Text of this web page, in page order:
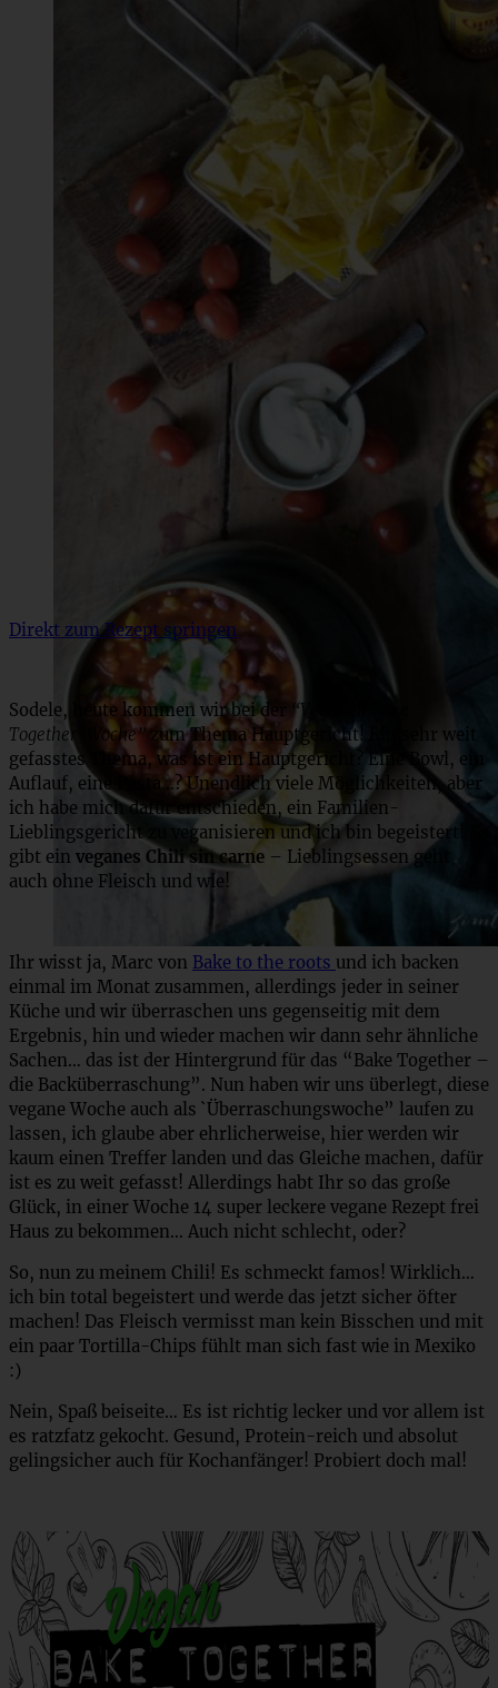
Direkt zum Rezept springen
Sodele, heute kommen wir bei der “Veganen Bake
Together-Woche”zum Thema Hauptgericht! Ein sehr weit
gefasstes Thema, was ist ein Hauptgericht? Eine Bowl, ein
Auflauf, eine Pasta…? Unendlich viele Möglichkeiten, aber
ich habe mich dafür entschieden, ein Familien-
Lieblingsgericht zu veganisieren und ich bin begeistert! Es
gibt ein veganes Chili sin carne – Lieblingsessen geht
auch ohne Fleisch und wie!
Ihr wisst ja, Marc von Bake to the roots und ich backen
einmal im Monat zusammen, allerdings jeder in seiner
Küche und wir überraschen uns gegenseitig mit dem
Ergebnis, hin und wieder machen wir dann sehr ähnliche
Sachen… das ist der Hintergrund für das “Bake Together –
die Backüberraschung”. Nun haben wir uns überlegt, diese
vegane Woche auch als `Überraschungswoche” laufen zu
lassen, ich glaube aber ehrlicherweise, hier werden wir
kaum einen Treffer landen und das Gleiche machen, dafür
ist es zu weit gefasst! Allerdings habt Ihr so das große
Glück, in einer Woche 14 super leckere vegane Rezept frei
Haus zu bekommen… Auch nicht schlecht, oder?
So, nun zu meinem Chili! Es schmeckt famos! Wirklich…
ich bin total begeistert und werde das jetzt sicher öfter
machen! Das Fleisch vermisst man kein Bisschen und mit
ein paar Tortilla-Chips fühlt man sich fast wie in Mexiko
:)
Nein, Spaß beiseite… Es ist richtig lecker und vor allem ist
es ratzfatz gekocht. Gesund, Protein-reich und absolut
gelingsicher auch für Kochanfänger! Probiert doch mal!